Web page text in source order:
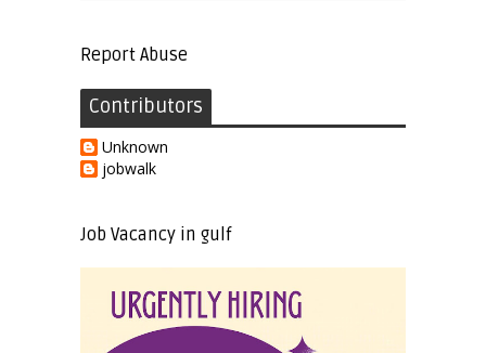
Report Abuse
Contributors
Unknown
jobwalk
Job Vacancy in gulf